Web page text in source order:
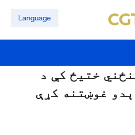
Language
ختيځ کې د
غوښتنه کړې